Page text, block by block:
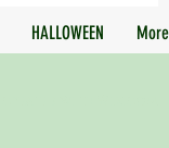
HALLOWEEN More